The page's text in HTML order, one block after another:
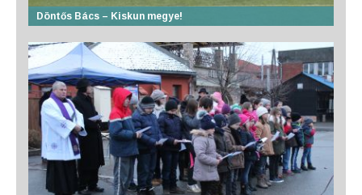
Döntős Bács – Kiskun megye!